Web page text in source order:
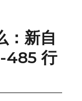
：新自
485 行